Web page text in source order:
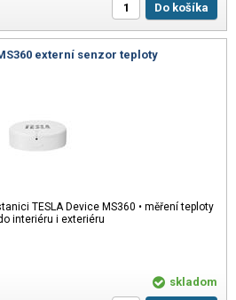
Do košíka
externí senzor teploty
TESLA Device MS360 • měření teploty
interiéru i exteriéru
skladom